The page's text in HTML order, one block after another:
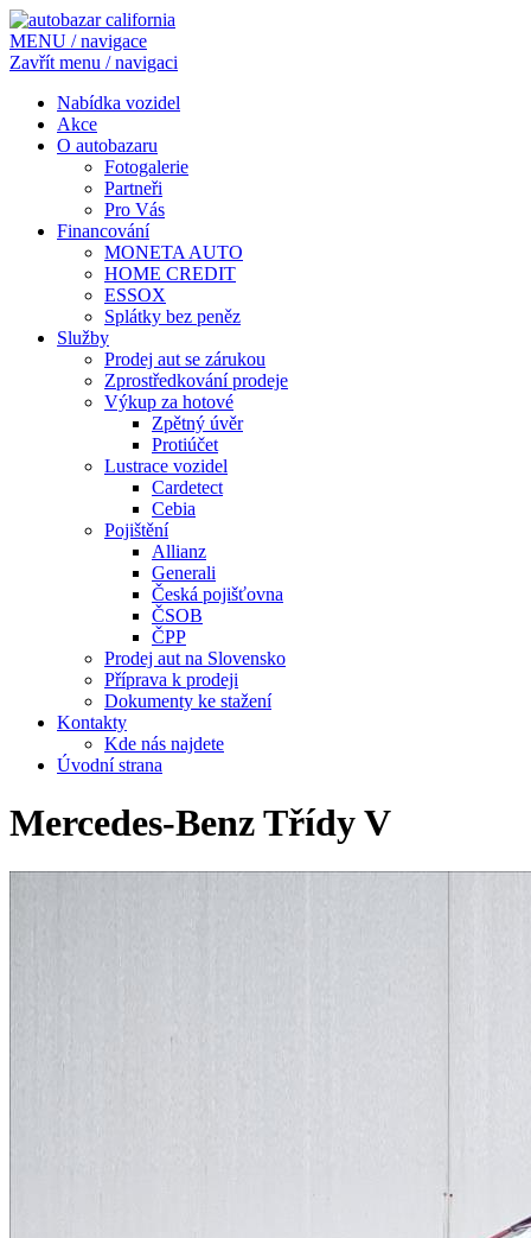
MENU / navigace
Zavřít menu / navigaci
Nabídka vozidel
Akce
O autobazaru
Fotogalerie
Partneři
Pro Vás
Financování
MONETA AUTO
HOME CREDIT
ESSOX
Splátky bez peněz
Služby
Prodej aut se zárukou
Zprostředkování prodeje
Výkup za hotové
Zpětný úvěr
Protiúčet
Lustrace vozidel
Cardetect
Cebia
Pojištění
Allianz
Generali
Česká pojišťovna
ČSOB
ČPP
Prodej aut na Slovensko
Příprava k prodeji
Dokumenty ke stažení
Kontakty
Kde nás najdete
Úvodní strana
Mercedes-Benz Třídy V